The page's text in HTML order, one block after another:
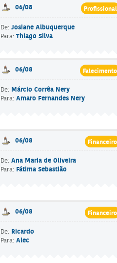
Profissional
06/08
De: Josiane Albuquerque
Para: Thiago Silva
Falecimento
06/08
De: Márcio Corrêa Nery
Para: Amaro Fernandes Nery
Financeiro
06/08
De: Ana Maria de Oliveira
Para: Fátima Sebastião
Financeiro
06/08
De: Ricardo
Para: Alec